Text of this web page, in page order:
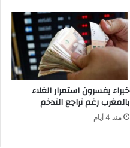
خبراء يفسرون استمرار الغلاء
بالمغرب رغم تراجع التدخم
منذ 4 أيام